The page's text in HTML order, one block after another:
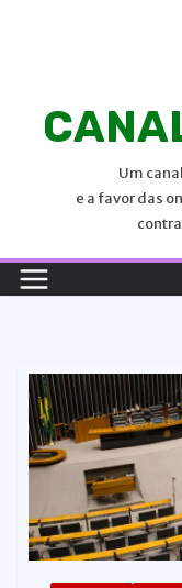
Um
e a favor das